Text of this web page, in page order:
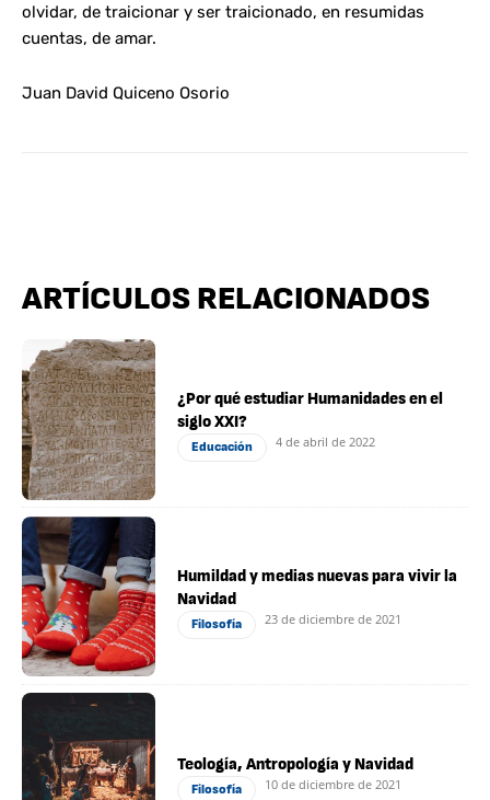
olvidar, de traicionar y ser traicionado, en resumidas
cuentas, de amar.
Juan David Quiceno Osorio
ARTÍCULOS RELACIONADOS
¿Por qué estudiar Humanidades en el
siglo XXI?
Educación 4 de abril de 2022
Humildad y medias nuevas para vivir la
Navidad
Filosofía 23 de diciembre de 2021
Teología, Antropología y Navidad
Filosofía 10 de diciembre de 2021